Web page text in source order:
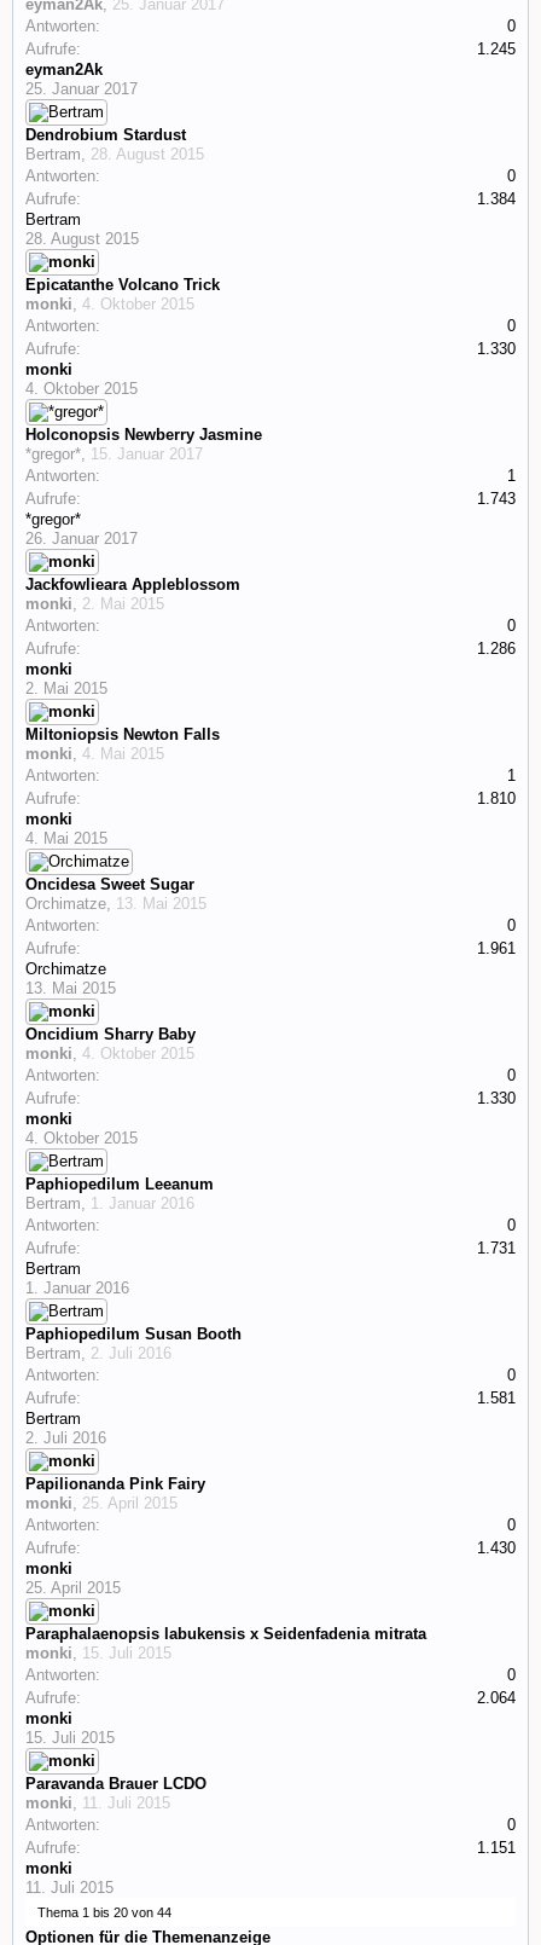
eyman2Ak, 25. Januar 2017
Antworten:
0
Aufrufe:
1.245
eyman2Ak
25. Januar 2017
Dendrobium Stardust
Bertram, 28. August 2015
Antworten:
0
Aufrufe:
1.384
Bertram
28. August 2015
Epicatanthe Volcano Trick
monki, 4. Oktober 2015
Antworten:
0
Aufrufe:
1.330
monki
4. Oktober 2015
Holconopsis Newberry Jasmine
*gregor*, 15. Januar 2017
Antworten:
1
Aufrufe:
1.743
*gregor*
26. Januar 2017
Jackfowlieara Appleblossom
monki, 2. Mai 2015
Antworten:
0
Aufrufe:
1.286
monki
2. Mai 2015
Miltoniopsis Newton Falls
monki, 4. Mai 2015
Antworten:
1
Aufrufe:
1.810
monki
4. Mai 2015
Oncidesa Sweet Sugar
Orchimatze, 13. Mai 2015
Antworten:
0
Aufrufe:
1.961
Orchimatze
13. Mai 2015
Oncidium Sharry Baby
monki, 4. Oktober 2015
Antworten:
0
Aufrufe:
1.330
monki
4. Oktober 2015
Paphiopedilum Leeanum
Bertram, 1. Januar 2016
Antworten:
0
Aufrufe:
1.731
Bertram
1. Januar 2016
Paphiopedilum Susan Booth
Bertram, 2. Juli 2016
Antworten:
0
Aufrufe:
1.581
Bertram
2. Juli 2016
Papilionanda Pink Fairy
monki, 25. April 2015
Antworten:
0
Aufrufe:
1.430
monki
25. April 2015
Paraphalaenopsis labukensis x Seidenfadenia mitrata
monki, 15. Juli 2015
Antworten:
0
Aufrufe:
2.064
monki
15. Juli 2015
Paravanda Brauer LCDO
monki, 11. Juli 2015
Antworten:
0
Aufrufe:
1.151
monki
11. Juli 2015
Thema 1 bis 20 von 44
Optionen für die Themenanzeige